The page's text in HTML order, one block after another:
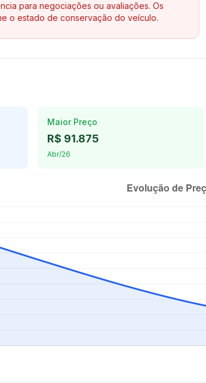
para negociações ou avaliações. Os
o estado de conservação do veículo.
Maior Preço
R$ 91.875
Abr/26